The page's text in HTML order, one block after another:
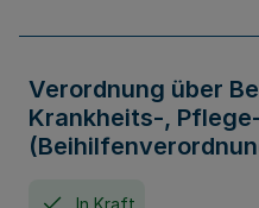
Verordnung über
Krankheits-,
In Kraft